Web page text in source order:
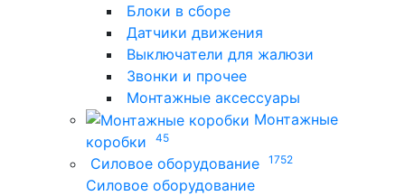
Блоки в сборе
Датчики движения
Выключатели для жалюзи
Звонки и прочее
Монтажные аксессуары
Монтажные
коробки
45
Силовое оборудование 1752
Силовое оборудование